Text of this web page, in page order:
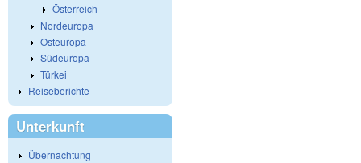
Österreich
Nordeuropa
Osteuropa
Südeuropa
Türkei
Reiseberichte
Unterkunft
Übernachtung